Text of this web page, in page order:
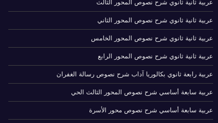
عربية ثانية ثانوي شرح نصوص المحور الثالث
عربية ثانية ثانوي شرح نصوص المحور الثاني
عربية ثانية ثانوي شرح نصوص المحور الخامس
عربية ثانية ثانوي شرح نصوص المحور الرابع
عربية رابعة ثانوي بكالوريا آداب شرح نصوص رسالة الغفران
عربية سابعة أساسي شرح نصوص المحور الثالث الحي
عربية سابعة أساسي شرح نصوص محور الأسرة